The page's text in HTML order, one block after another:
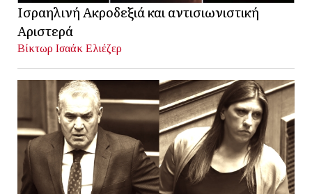
Ισραηλινή Ακροδεξιά και αντισιωνιστική
Αριστερά
Βίκτωρ Ισαάκ Ελιέζερ